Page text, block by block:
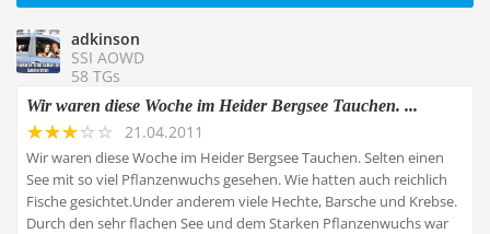
adkinson
SSI AOWD
58 TGs
Wir waren diese Woche im Heider Bergsee Tauchen. ...
21.04.2011
Wir waren diese Woche im Heider Bergsee Tauchen. Selten einen
See mit so viel Pflanzenwuchs gesehen. Wie hatten auch reichlich
Fische gesichtet.Under anderem viele Hechte, Barsche und Krebse.
Durch den sehr flachen See und dem Starken Pflanzenwuchs war